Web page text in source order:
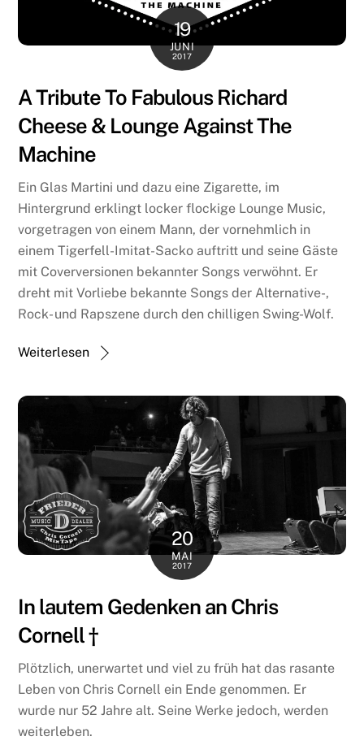
19
JUNI
2017
A Tribute To Fabulous Richard
Cheese & Lounge Against The
Machine
Ein Glas Martini und dazu eine Zigarette, im
Hintergrund erklingt locker flockige Lounge Music,
vorgetragen von einem Mann, der vornehmlich in
einem Tigerfell-Imitat-Sacko auftritt und seine Gäste
mit Coverversionen bekannter Songs verwöhnt. Er
dreht mit Vorliebe bekannte Songs der Alternative-,
Rock- und Rapszene durch den chilligen Swing-Wolf.
Weiterlesen
20
MAI
2017
In lautem Gedenken an Chris
Cornell †
Plötzlich, unerwartet und viel zu früh hat das rasante
Leben von Chris Cornell ein Ende genommen. Er
wurde nur 52 Jahre alt. Seine Werke jedoch, werden
weiterleben.